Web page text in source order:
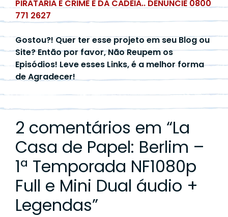
PIRATARIA É CRIME E DÁ CADEIA.. DENUNCIE 0800
771 2627
Gostou?! Quer ter esse projeto em seu Blog ou
Site? Então por favor, Não Reupem os
Episódios! Leve esses Links, é a melhor forma
de Agradecer!
2 comentários em “La
Casa de Papel: Berlim –
1ª Temporada NF1080p
Full e Mini Dual áudio +
Legendas”